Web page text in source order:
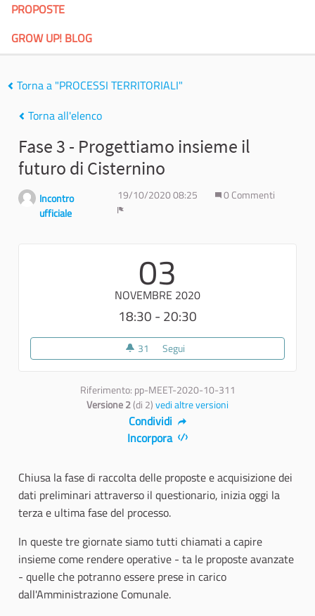
PROPOSTE
GROW UP! BLOG
Torna a "PROCESSI TERRITORIALI"
Torna all'elenco
Fase 3 - Progettiamo insieme il
futuro di Cisternino
Incontro
ufficiale
19/10/2020 08:25
0 Commenti
03
NOVEMBRE 2020
18:30 - 20:30
31 31 sostenitori
Segui
Riferimento: pp-MEET-2020-10-311
Versione 2(di 2)vedi altre versioni
Condividi
Incorpora
Chiusa la fase di raccolta delle proposte e acquisizione dei
dati preliminari attraverso il questionario, inizia oggi la
terza e ultima fase del processo.
In queste tre giornate siamo tutti chiamati a capire
insieme come rendere operative - ta le proposte avanzate
- quelle che potranno essere prese in carico
dall'Amministrazione Comunale.